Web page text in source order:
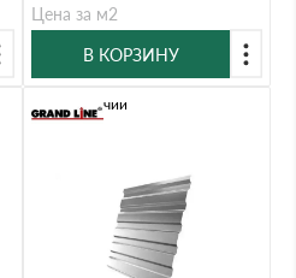
Цена за м2
В КОРЗИНУ
В наличии